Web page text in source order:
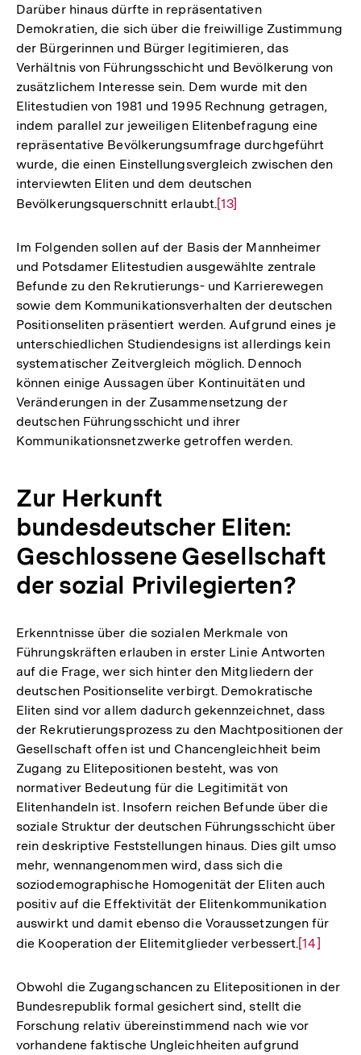
Fußnote
Darüber hinaus dürfte in repräsentativen
Demokratien, die sich über die freiwillige Zustimmung
der Bürgerinnen und Bürger legitimieren, das
Verhältnis von Führungsschicht und Bevölkerung von
zusätzlichem Interesse sein. Dem wurde mit den
Elitestudien von 1981 und 1995 Rechnung getragen,
indem parallel zur jeweiligen Elitenbefragung eine
repräsentative Bevölkerungsumfrage durchgeführt
wurde, die einen Einstellungsvergleich zwischen den
interviewten Eliten und dem deutschen
Bevölkerungsquerschnitt erlaubt.Zur
der
Fußnote
[13]
Im Folgenden sollen auf der Basis der Mannheimer
und Potsdamer Elitestudien ausgewählte zentrale
Befunde zu den Rekrutierungs- und Karrierewegen
sowie dem Kommunikationsverhalten der deutschen
Positionseliten präsentiert werden. Aufgrund eines je
unterschiedlichen Studiendesigns ist allerdings kein
systematischer Zeitvergleich möglich. Dennoch
können einige Aussagen über Kontinuitäten und
Veränderungen in der Zusammensetzung der
deutschen Führungsschicht und ihrer
Kommunikationsnetzwerke getroffen werden.
Zur Herkunft
bundesdeutscher Eliten:
Geschlossene Gesellschaft
der sozial Privilegierten?
Erkenntnisse über die sozialen Merkmale von
Führungskräften erlauben in erster Linie Antworten
auf die Frage, wer sich hinter den Mitgliedern der
deutschen Positionselite verbirgt. Demokratische
Eliten sind vor allem dadurch gekennzeichnet, dass
der Rekrutierungsprozess zu den Machtpositionen der
Gesellschaft offen ist und Chancengleichheit beim
Zugang zu Elitepositionen besteht, was von
normativer Bedeutung für die Legitimität von
Elitenhandeln ist. Insofern reichen Befunde über die
soziale Struktur der deutschen Führungsschicht über
rein deskriptive Feststellungen hinaus. Dies gilt umso
mehr, wennangenommen wird, dass sich die
soziodemographische Homogenität der Eliten auch
positiv auf die Effektivität der Elitenkommunikation
auswirkt und damit ebenso die Voraussetzungen für
die Kooperation der Elitemitglieder verbessert.Zur
der
Fußnote
[14]
Obwohl die Zugangschancen zu Elitepositionen in der
Bundesrepublik formal gesichert sind, stellt die
Forschung relativ übereinstimmend nach wie vor
vorhandene faktische Ungleichheiten aufgrund